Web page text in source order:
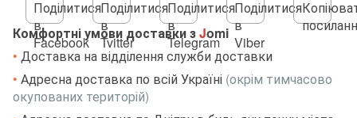
Комфортні умови доставки зJomi
• Доставка на відділення служби доставки
• Адресна доставка по всій Україні (окрім тимчасово
окупованих територій)